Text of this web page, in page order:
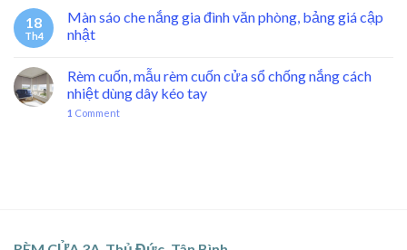
18
Th4
Màn sáo che nắng gia đình văn phòng, bảng giá cập
nhật
Rèm cuốn, mẫu rèm cuốn cửa sổ chống nắng cách
nhiệt dùng dây kéo tay
1 Comment